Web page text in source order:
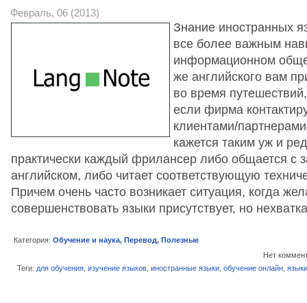
Февраль, 06 (2013)
Знание иностранных
все более важным
информационном
же английского вам
во время
если фирма
клиентами/
кажется таким уж и
практически каждый фрилансер либо общается с
английском, либо читает соответствующую
Причем очень часто возникает ситуация, когда
совершенствовать языки присутствует, но
Категория: Обучение и наука, Перевод, Полезные
Нет
Теги: для обучения изучение языков иностранные языки обучение онлайн языки